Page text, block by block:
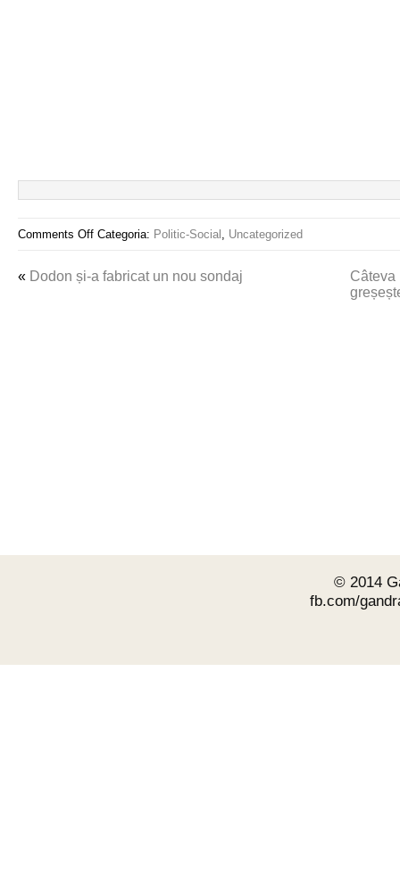
Comments Off Categoria: Politic-Social , Uncategorized
« Dodon și-a fabricat un nou sondaj
Câteva
© 2014
fb.com/